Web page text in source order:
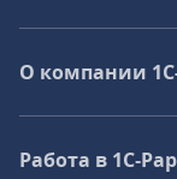
О компании
Работа в